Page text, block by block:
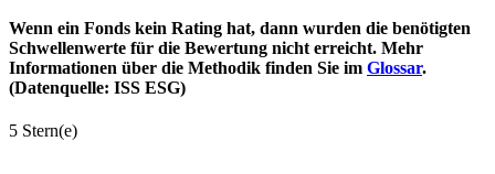
Wenn ein Fonds kein Rating hat, dann wurden die benötigten
Schwellenwerte für die Bewertung nicht erreicht. Mehr
Informationen über die Methodik finden Sie im Glossar.
(Datenquelle: ISS ESG)
5 Stern(e)